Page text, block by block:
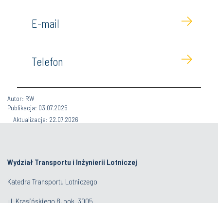
E-mail
Telefon
Autor: RW
Publikacja: 03.07.2025
Aktualizacja: 22.07.2026
Wydział Transportu i Inżynierii Lotniczej
Katedra Transportu Lotniczego
ul. Krasińskiego 8, pok. 3005